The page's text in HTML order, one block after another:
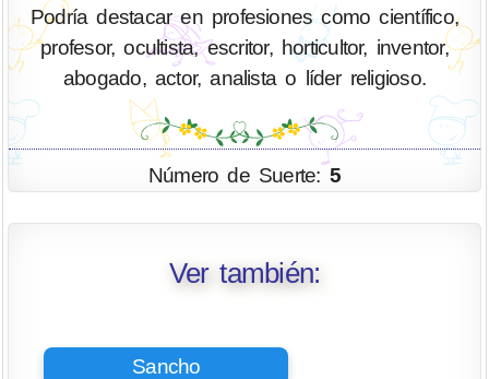
Podría destacar en profesiones como científico,
profesor, ocultista, escritor, horticultor, inventor,
abogado, actor, analista o líder religioso.
Número de Suerte: 5
Ver también:
Sancho